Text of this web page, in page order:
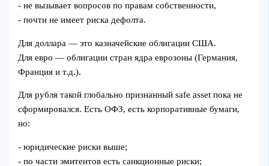
- не вызывает вопросов по правам собственности,
- почти не имеет риска дефолта.
Для доллара — это казначейские облигации США.
Для евро — облигации стран ядра еврозоны (Германия,
Франция и т.д.).
Для рубля такой глобально признанный safe asset пока не
сформировался. Есть ОФЗ, есть корпоративные бумаги,
но:
- юридические риски выше;
- по части эмитентов есть санкционные риски;